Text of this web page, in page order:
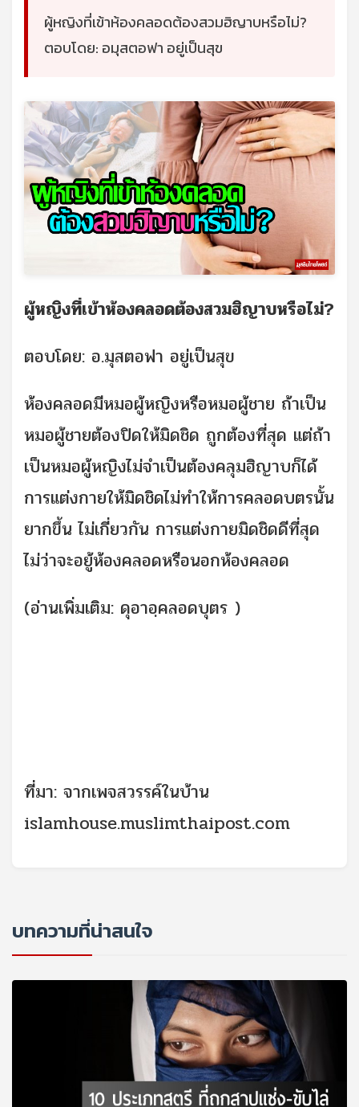
ผู้หญิงที่เข้าห้องคลอดต้องสวมฮิญาบหรือไม่?
ตอบโดย: อมุสตอฟา อยู่เป็นสุข
ผู้หญิงที่เข้าห้องคลอดต้องสวมฮิญาบหรือไม่?
ตอบโดย: อ.มุสตอฟา อยู่เป็นสุข
ห้องคลอดมีหมอผู้หญิงหรือหมอผู้ชาย ถ้าเป็น
หมอผู้ชายต้องปิดให้มิดชิด ถูกต้องที่สุด แต่ถ้า
เป็นหมอผู้หญิงไม่จำเป็นต้องคลุมฮิญาบก็ได้
การแต่งกายให้มิดชิดไม่ทำให้การคลอดบตรนั้น
ยากขึ้น ไม่เกี่ยวกัน การแต่งกายมิดชิดดีที่สุด
ไม่ว่าจะอยู้ห้องคลอดหรือนอกห้องคลอด
(อ่านเพิ่มเติม: ดุอาอฺคลอดบุตร )
ที่มา: จากเพจสวรรค์ในบ้าน
islamhouse.muslimthaipost.com
บทความที่น่าสนใจ